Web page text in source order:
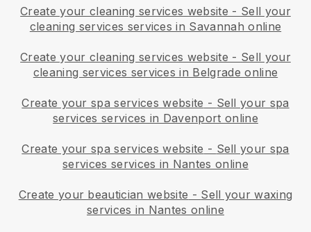
Create your cleaning services website - Sell your
cleaning services services in Savannah online
Create your cleaning services website - Sell your
cleaning services services in Belgrade online
Create your spa services website - Sell your spa
services services in Davenport online
Create your spa services website - Sell your spa
services services in Nantes online
Create your beautician website - Sell your waxing
services in Nantes online